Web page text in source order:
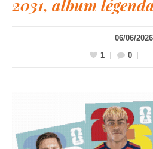
2031, album
06/06/2026
1
0